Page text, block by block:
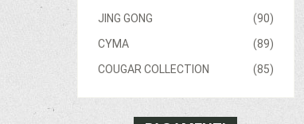
(90)
JING GONG
(89)
CYMA
(85)
COUGAR COLLECTION